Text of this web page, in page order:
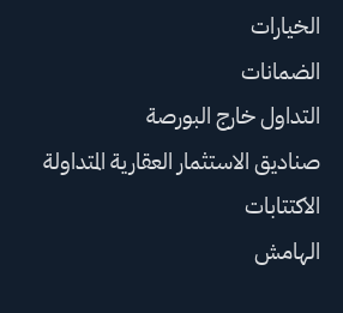
الخيارات
الضمانات
التداول خارج البورصة
صناديق الاستثمار العقارية المتداولة
الاكتتابات
الهامش